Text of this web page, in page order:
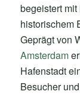
begeistert
historischem
Geprägt von
Amsterdam
Hafenstadt
Besucher